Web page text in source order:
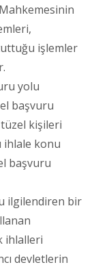
işlemler
yolu
başvuru
kişileri
ihlale konu
başvuru
ilgilendiren bir
ihlalleri
devletlerin